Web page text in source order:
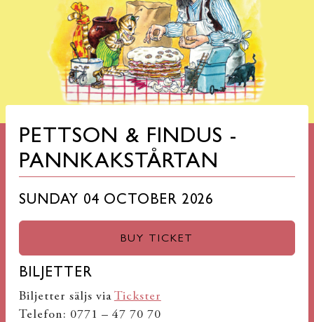
PETTSON & FINDUS -
PANNKAKSTÅRTAN
SUNDAY 04 OCTOBER 2026
BUY TICKET
BILJETTER
Biljetter säljs via Tickster
Telefon: 0771 – 47 70 70